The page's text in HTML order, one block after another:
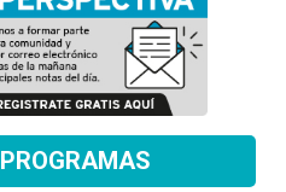
PROGRAMAS